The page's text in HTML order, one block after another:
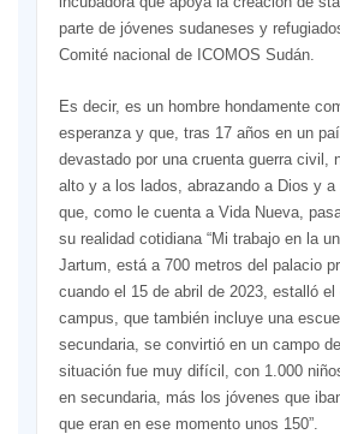
parte de jóvenes sudaneses y
Comité nacional de ICOMOS Sudán.
Es decir, es un hombre hondamente
esperanza y que, tras 17 años en un
devastado por una cruenta guerra civil,
alto y a los lados, abrazando a Dios y
que, como le cuenta a Vida Nueva,
su realidad cotidiana “Mi trabajo en la
Jartum, está a 700 metros del palacio
cuando el 15 de abril de 2023, estalló
campus, que también incluye una
secundaria, se convirtió en un campo
situación fue muy difícil, con 1.000
en secundaria, más los jóvenes que
que eran en ese momento unos 150”.